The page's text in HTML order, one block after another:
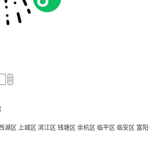

湖区 上城区 滨江区 钱塘区 余杭区 临平区 临安区 富阳